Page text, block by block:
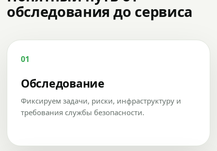
обследования до сервиса
01
Обследование
Фиксируем задачи, риски, инфраструктуру и
требования службы безопасности.